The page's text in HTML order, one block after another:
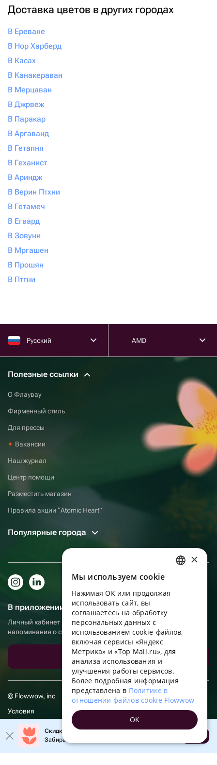
Доставка цветов в других городах
В Ереване
В Нор Харберд
В Касах
В Канакераван
В Мерцаван
В Джрвеж
В Паракар
В Аргаванд
В Гетапня
В Геханист
В Ариндж
В Верин Птхни
В Гетамеч
В Егвард
В Зовуни
В Мргашен
В Прошян
В Птгни
Русский AMD
Полезные ссылки
О Флаувау
Фирменный стиль
Для прессы
Вакансии
Наш журнал
Центр помощи
Разместить магазин
Правила акции “Atomic Heart”
Популярные города
В приложении еще удобнее!
Личный кабинет получателя, больше бонусов за покупки и
напоминания о событиях
Скачать приложение
© Flowwow, inc
Условия
Обработка персональных данных
Скидка 20% на первый заказ!
Забирайте промокод в приложении!
Открыть
ENGLISH
UKRAINIAN
PORTUGUESE
FRENCH
TURKISH
POLISH
×
Мы используем сookie
Нажимая ОК или продолжая
использовать сайт, вы
соглашаетесь на обработку
персональных данных с
использованием cookie-файлов,
включая сервисы «Яндекс
Метрика» и «Top Mail.ru», для
анализа использования и
улучшения работы сервисов.
Более подробная информация
представлена в Политике в
отношении файлов cookie Flowwow
OK